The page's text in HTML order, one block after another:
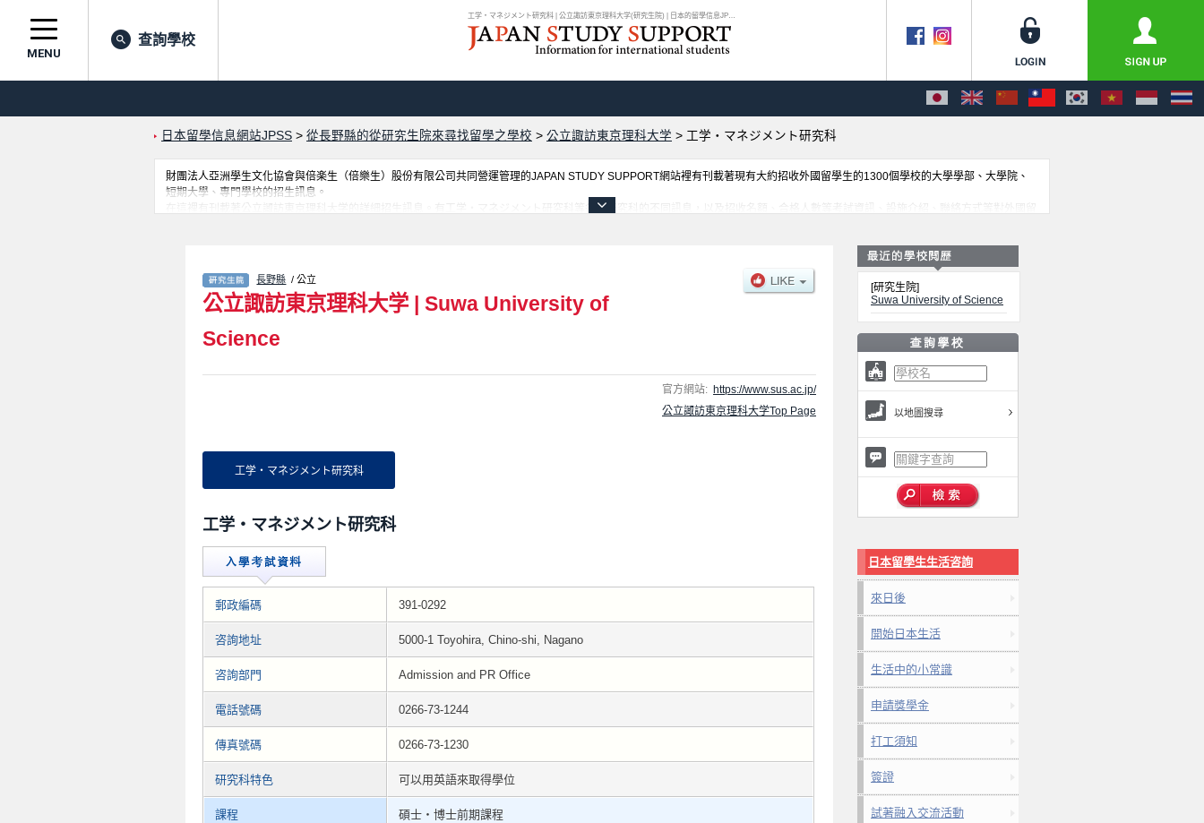
工学・マネジメント研究科 | 公立諏訪東京理科大学(研究生院) | 日本的留學信息JPSS
MENU
查詢學校
日本留學信息網站JPSS > 從長野縣的從研究生院來尋找留學之學校 > 公立諏訪東京理科大学 > 工学・マネジメント研究科
財團法人亞洲學生文化協會與倍楽生（倍樂生）股份有限公司共同營運管理的JAPAN STUDY SUPPORT網站裡有刊載著現有大約招收外國留學生的1300個學校的大學學部、大學院、
短期大學、專門學校的招生訊息。
在這裡有刊載著公立諏訪東京理科大学的詳細招生訊息。有工学・マネジメント研究科等各別研究科的不同訊息，以及招收名額、合格人數等考試資訊、設施介紹、聯絡方式等對外國留
長野縣 / 公立
公立諏訪東京理科大学 | Suwa University of
Science
官方網站: https://www.sus.ac.jp/
公立諏訪東京理科大学Top Page
工学・マネジメント研究科
工学・マネジメント研究科
郵政編碼 391-0292
咨詢地址 5000-1 Toyohira, Chino-shi, Nagano
咨詢部門 Admission and PR Office
電話號碼 0266-73-1244
傳真號碼 0266-73-1230
研究科特色 可以用英語來取得學位
課程 碩士・博士前期課程
[研究生院]
Suwa University of Science
以地圖搜尋
日本留學生生活咨詢
來日後
開始日本生活
生活中的小常識
申請獎學金
打工須知
簽證
試著融入交流活動